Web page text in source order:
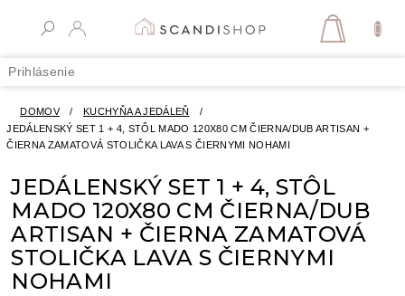
Prihlásenie
DOMOV / KUCHYŇA A JEDÁLEŇ
/
JEDÁLENSKÝ SET 1 + 4, STÔL MADO 120X80 CM ČIERNA/DUB ARTISAN +
ČIERNA ZAMATOVÁ STOLIČKA LAVA S ČIERNYMI NOHAMI
JEDÁLENSKÝ SET 1 + 4, STÔL
MADO 120X80 CM ČIERNA/DUB
ARTISAN + ČIERNA ZAMATOVÁ
STOLIČKA LAVA S ČIERNYMI
NOHAMI